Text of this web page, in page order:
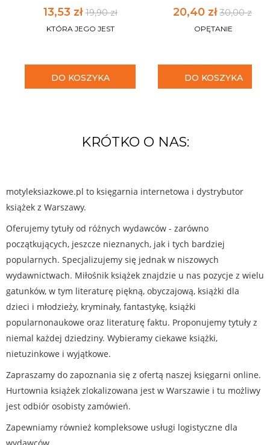
13,53 zł19,90 zł
KTÓRA JEGO JEST
DO KOSZYKA
20,40 zł30,00 zł
OPĘTANIE
DO KOSZYKA
KRÓTKO O NAS:
motyleksiazkowe.pl to księgarnia internetowa i dystrybutor
książek z Warszawy.
Oferujemy tytuły od różnych wydawców - zarówno
początkujących, jeszcze nieznanych, jak i tych bardziej
popularnych. Specjalizujemy się jednak w niszowych
wydawnictwach. Miłośnik książek znajdzie u nas pozycje z wielu
gatunków, w tym literaturę piękną, obyczajową, książki dla
dzieci i młodzieży, kryminały, fantastykę, książki
popularnonaukowe oraz literaturę faktu. Proponujemy tytuły z
niemal każdej dziedziny. Wybieramy ciekawe książki,
nietuzinkowe i wyjątkowe.
Zapraszamy do zapoznania się z ofertą naszej księgarni online.
Hurtownia książek zlokalizowana jest w Warszawie i tu możliwy
jest odbiór osobisty zamówień.
Zapewniamy również kompleksowe usługi logistyczne dla